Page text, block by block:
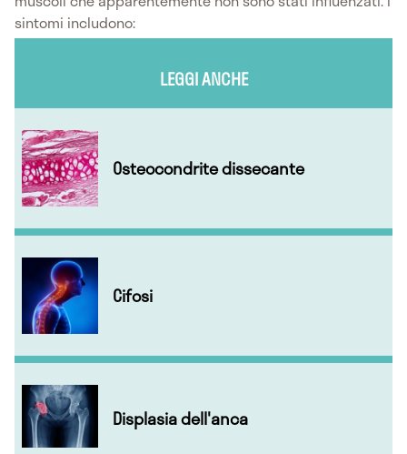
sintomi includono:
LEGGI ANCHE
Osteocondrite dissecante
Cifosi
Displasia dell'anca